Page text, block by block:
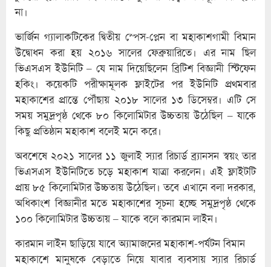
না।
ভার্জিন গ্যালাকটিকের দ্বিতীয় স্পেস-প্লেন বা মহাকাশগামী বিমান
উদ্বোধন করা হয় ২০১৬ সালের ফেব্রুয়ারিতে। এর নাম ছিল
ভিএসএস ইউনিটি – যে নাম দিয়েছিলেন ব্রিটিশ বিজ্ঞানী স্টিফেন
হকিং। কয়েকটি পরীক্ষামূলক ফ্লাইটের পর ইউনিটি প্রথমবার
মহাকাশের প্রান্তে পৌঁছায় ২০১৮ সালের ১৩ ডিসেম্বর। এটি সে
সময় সমুদ্রপৃষ্ঠ থেকে ৮০ কিলোমিটার উচ্চতায় উঠেছিল – যাকে
কিছু প্রতিষ্ঠান মহাকাশ বলেই মনে করে।
অবশেষে ২০২১ সালের ১১ জুলাই স্যার রিচার্ড ব্র্যানসন স্বয়ং তার
ভিএসএস ইউনিটিতে চড়ে মহাকাশ যাত্রা করলেন। এই ফ্লাইটটি
প্রায় ৮৫ কিলোমিটার উচ্চতায় উঠেছিল। তবে এখানে বলা দরকার,
অধিকাংশ বিজ্ঞানীর মতে মহাকাশের সূচনা হচ্ছে সমুদ্রপৃষ্ঠ থেকে
১০০ কিলোমিটার উচ্চতায় – যাকে বলে কারমান লাইন।
কারমান লাইন ছাড়িয়ে যাবে অ্যামাজনের মহাকাশ-পর্যটন বিমান
মহাকাশে মানুষকে বেড়াতে নিয়ে যাবার ব্যবসায় স্যার রিচার্ড